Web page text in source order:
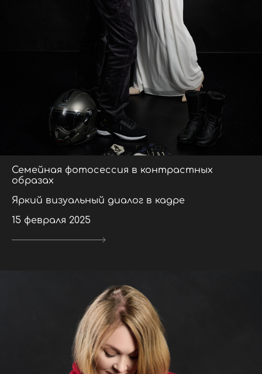
Семейная фотосессия в контрастных
образах
Яркий визуальный диалог в кадре
15 февраля 2025